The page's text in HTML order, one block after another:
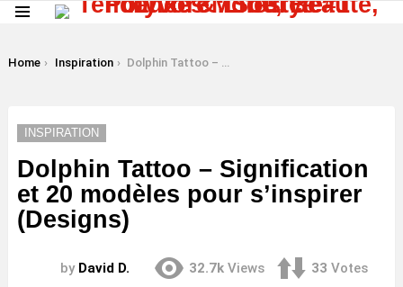
You are here:
Home Inspiration Dolphin Tattoo – Signification et 20 modèles pour s’inspirer (Designs)
INSPIRATION
Dolphin Tattoo – Signification
et 20 modèles pour s’inspirer
(Designs)
by David D. 32.7k Views 33 Votes